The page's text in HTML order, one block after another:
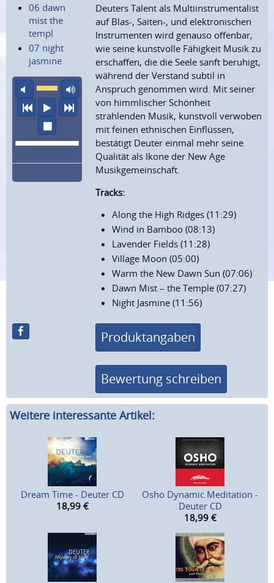
06 dawn
mist the
templ
07 night
jasmine
Ton aus
maximale Laustärke
vorheriger Titel
Abspielennächster Titel
Wiedergabe stoppen
Deuters Talent als Multiinstrumentalist
auf Blas-, Saiten-, und elektronischen
Instrumenten wird genauso offenbar,
wie seine kunstvolle Fähigkeit Musik zu
erschaffen, die die Seele sanft beruhigt,
während der Verstand subtil in
Anspruch genommen wird. Mit seiner
von himmlischer Schönheit
strahlenden Musik, kunstvoll verwoben
mit feinen ethnischen Einflüssen,
bestätigt Deuter einmal mehr seine
Qualität als Ikone der New Age
Musikgemeinschaft.
Tracks:
Along the High Ridges (11:29)
Wind in Bamboo (08:13)
Lavender Fields (11:28)
Village Moon (05:00)
Warm the New Dawn Sun (07:06)
Dawn Mist – the Temple (07:27)
Night Jasmine (11:56)
Produktangaben
Bewertung schreiben
Weitere interessante Artikel:
Dream Time - Deuter CD
18,99 €
Osho Dynamic Meditation -
Deuter CD
18,99 €